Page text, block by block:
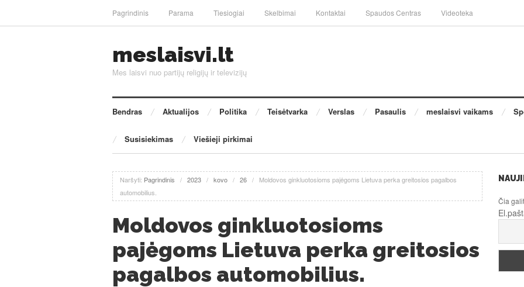
Pagrindinis Parama Tiesiogiai Skelbimai Kontaktai Spaudos Centras Videoteka
meslaisvi.lt
Mes laisvi nuo partijų religijų ir televizijų
Bendras Aktualijos Politika Teisėtvarka Verslas Pasaulis meslaisvi vaikams
Susisiekimas Viešieji pirkimai
Naršyti: Pagrindinis / 2023 / kovo / 26 /
Moldovos ginkluotosioms pajėgoms Lietuva perka greitosios pagalbos
automobilius.
Moldovos ginkluotosioms
pajėgoms Lietuva perka greitosios
pagalbos automobilius.
Čia